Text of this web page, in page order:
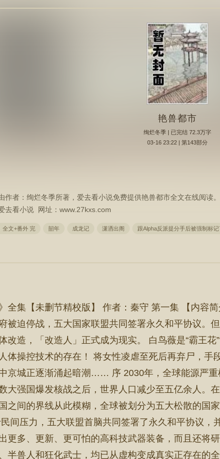
艳兽都市
绚烂冬季 | 已完结 72.3万字
03-16 23:22 | 第143部分
作者：绚烂冬季所著，爱去看小说免费提供艳兽都市全文在线阅读。
去看小说 网址：www.27kxs.com
全文+番外 完 韶年 成龙记 潇洒出阁 跟Alpha反派提分手后被强制标记
》全集【未删节精校版】 作者：秦守 第一集 【内容
被迫停战，五大国家联盟共同签署永久和平协议。
改造，「改造人」正式成为现实。 白鸟薇是“霸王
体操控技术的存在！ 将女性凌虐至死后再弃尸，
京城正逐渐涌起暗潮…… 序 2030年，全球能源严
大强国爆发核战之后，世界人口减少至五亿余人。
之间的界线从此模糊，全球被划分为五大松散的
间压力，五大联盟首脑共同签署了永久和平协议，
更多、更新、更可怕的高科技武器装备，而且还将
半兽人和狂化武士，均已从虚构变成真实正存在的